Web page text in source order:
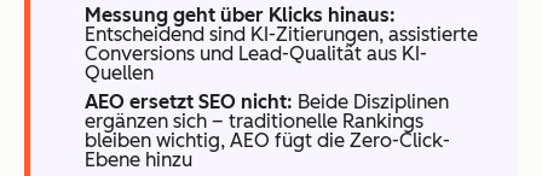
Messung geht über Klicks hinaus:
Entscheidend sind KI-Zitierungen, assistierte
Conversions und Lead-Qualität aus KI-
Quellen
AEO ersetzt SEO nicht: Beide Disziplinen
ergänzen sich – traditionelle Rankings
bleiben wichtig, AEO fügt die Zero-Click-
Ebene hinzu